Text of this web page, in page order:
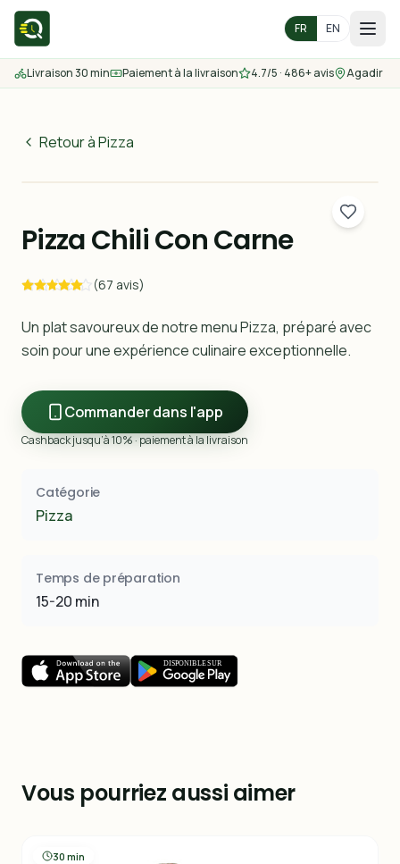
FR EN
Accueil
Menu
Nous contacter
Livraison 30 min Paiement à la livraison 4.7/5 · 486+ avis Agadir
Retour à Pizza
60MAD
Pizza Chili Con Carne
(67 avis)
Un plat savoureux de notre menu Pizza, préparé avec
soin pour une expérience culinaire exceptionnelle.
Commander dans l'app
Cashback jusqu’à 10% · paiement à la livraison
Catégorie
Pizza
Temps de préparation
15-20 min
Vous pourriez aussi aimer
30 min